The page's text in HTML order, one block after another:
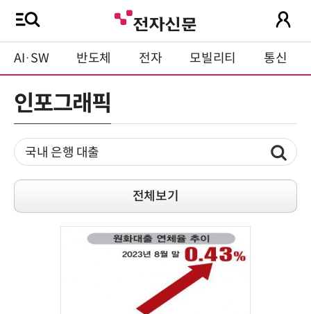
AI·SW 반도체 전자 모빌리티 통신
인포그래픽
전체보기